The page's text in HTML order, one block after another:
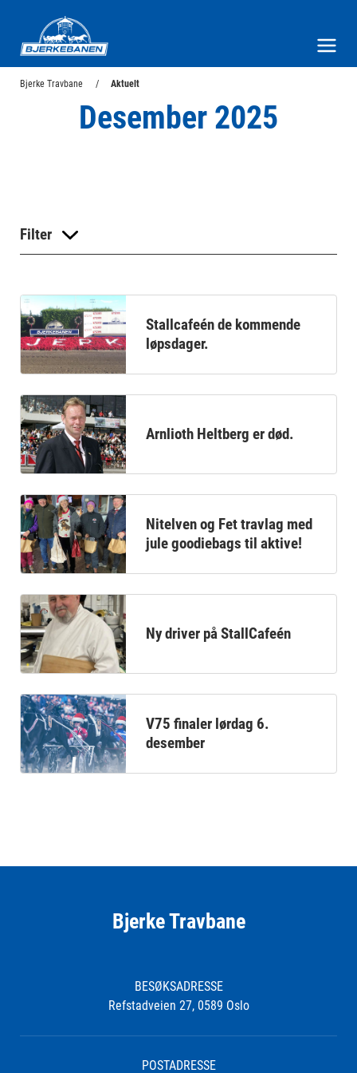
Bjerke Travbane Aktuelt
Desember 2025
Filter
Stallcafeén de kommende
løpsdager.
Arnlioth Heltberg er død.
Nitelven og Fet travlag med
jule goodiebags til aktive!
Ny driver på StallCafeén
V75 finaler lørdag 6.
desember
Bjerke Travbane
BESØKSADRESSE
Refstadveien 27, 0589 Oslo
POSTADRESSE